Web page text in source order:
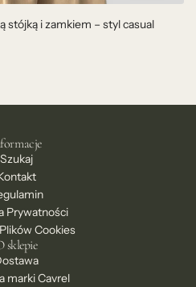
stójką i zamkiem – styl casual
Szukaj
Prywatności
Cookies
sklepie
marki Cavrel